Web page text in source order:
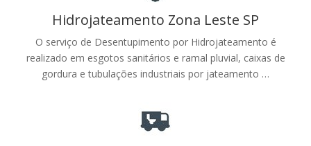
Hidrojateamento Zona Leste SP
O serviço de Desentupimento por Hidrojateamento é
realizado em esgotos sanitários e ramal pluvial, caixas de
gordura e tubulações industriais por jateamento …